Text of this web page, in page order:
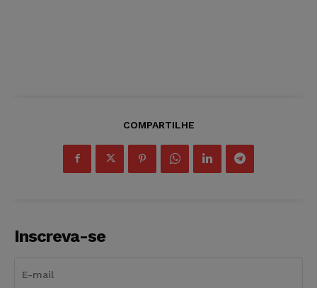
COMPARTILHE
Inscreva-se